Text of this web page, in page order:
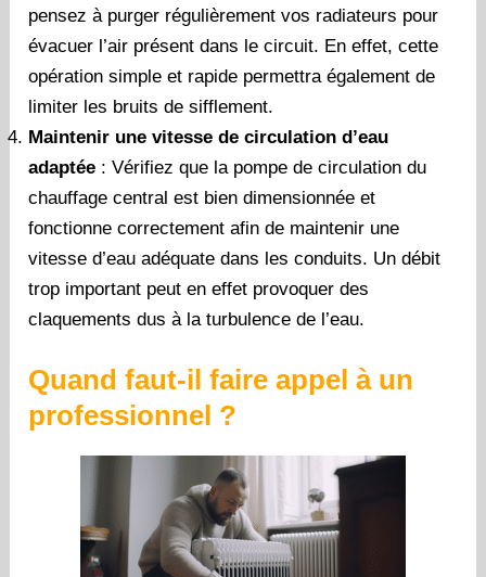
pensez à purger régulièrement vos radiateurs pour
évacuer l’air présent dans le circuit. En effet, cette
opération simple et rapide permettra également de
limiter les bruits de sifflement.
Maintenir une vitesse de circulation d’eau
adaptée : Vérifiez que la pompe de circulation du
chauffage central est bien dimensionnée et
fonctionne correctement afin de maintenir une
vitesse d’eau adéquate dans les conduits. Un débit
trop important peut en effet provoquer des
claquements dus à la turbulence de l’eau.
Quand faut-il faire appel à un
professionnel ?